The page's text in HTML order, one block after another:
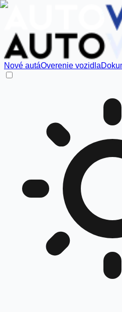
Nové autáOverenie vozidla